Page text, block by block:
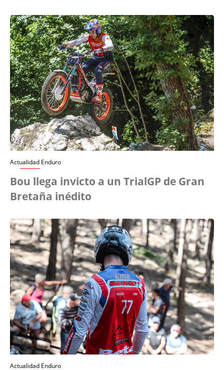
Actualidad Enduro
Bou llega invicto a un TrialGP de Gran
Bretaña inédito
Actualidad Enduro